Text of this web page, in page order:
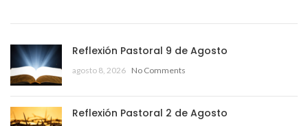
Reflexión Pastoral 9 de Agosto
agosto 8, 2026 No Comments
Reflexión Pastoral 2 de Agosto